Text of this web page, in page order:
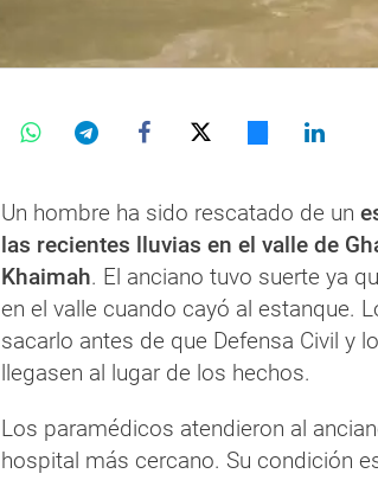
Un hombre ha sido rescatado de un
las recientes lluvias en el valle de
Khaimah. El anciano tuvo suerte ya
en el valle cuando cayó al estanque.
sacarlo antes de que Defensa Civil y
llegasen al lugar de los hechos.
Los paramédicos atendieron al
hospital más cercano. Su condición